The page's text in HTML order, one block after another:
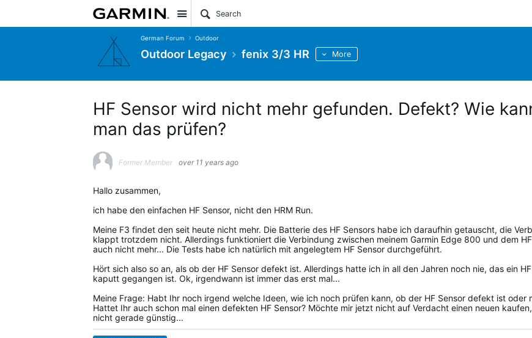
Site
German Forum Outdoor
Outdoor Legacy fenix 3/3 HR More
HF Sensor wird nicht mehr gefunden. Defekt? Wie
man das prüfen?
Former Member over 11 years ago
Hallo zusammen,
ich habe den einfachen HF Sensor, nicht den HRM Run.
Meine F3 findet den seit heute nicht mehr. Die Batterie des HF Sensors habe ich daraufhin getauscht, die
klappt trotzdem nicht. Allerdings funktioniert die Verbindung zwischen meinem Garmin Edge 800 und dem
auch nicht mehr... Die Tests habe ich natürlich mit angelegtem HF Sensor durchgeführt.
Hört sich also so an, als ob der HF Sensor defekt ist. Allerdings hatte ich in all den Jahren noch nie, das ein
kaputt gegangen ist. Ok, irgendwann ist immer das erst mal...
Meine Frage: Habt Ihr noch irgend welche Ideen, wie ich noch prüfen kann, ob der HF Sensor defekt ist oder
Hattet Ihr auch schon mal einen defekten HF Sensor? Möchte mir jetzt nicht auf Verdacht einen neuen
nicht gerade günstig...